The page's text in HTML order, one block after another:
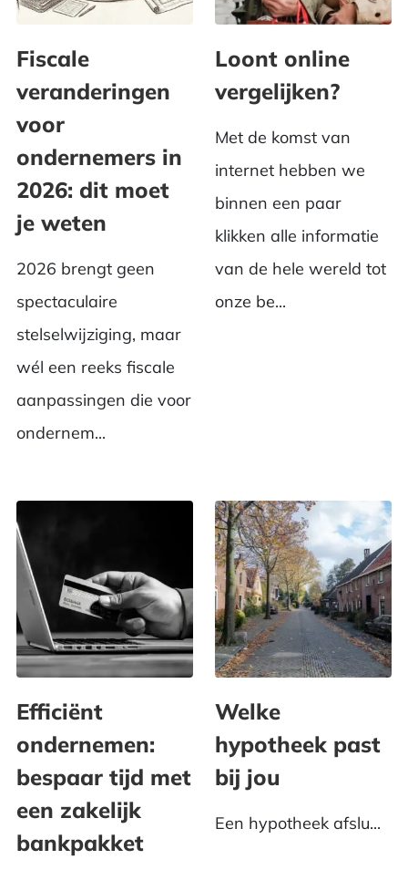
Fiscale
veranderingen
voor
ondernemers in
2026: dit moet
je weten
2026 brengt geen
spectaculaire
stelselwijziging, maar
wél een reeks fiscale
aanpassingen die voor
ondernem...
Loont online
vergelijken?
Met de komst van
internet hebben we
binnen een paar
klikken alle informatie
van de hele wereld tot
onze be...
Efficiënt
ondernemen:
bespaar tijd met
een zakelijk
bankpakket
Welke
hypotheek past
bij jou
Een hypotheek afslu...